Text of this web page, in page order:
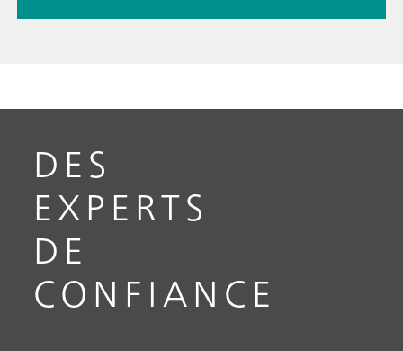
DES
EXPERTS
DE
CONFIANCE